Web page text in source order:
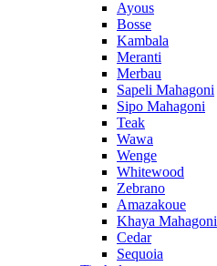
Ayous
Bosse
Kambala
Meranti
Merbau
Sapeli Mahagoni
Sipo Mahagoni
Teak
Wawa
Wenge
Whitewood
Zebrano
Amazakoue
Khaya Mahagoni
Cedar
Sequoia